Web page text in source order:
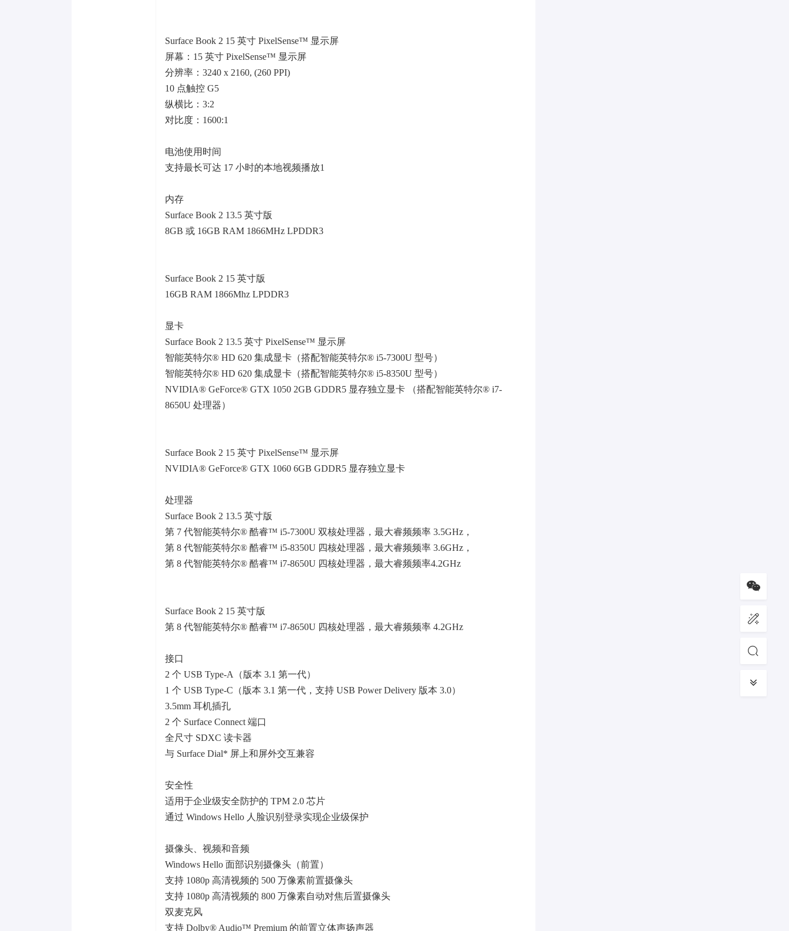
Surface Book 2 15 英寸 PixelSense™ 显示屏
屏幕：15 英寸 PixelSense™ 显示屏
分辨率：3240 x 2160, (260 PPI)
10 点触控 G5
纵横比：3:2
对比度：1600:1
电池使用时间
支持最长可达 17 小时的本地视频播放1
内存
Surface Book 2 13.5 英寸版
8GB 或 16GB RAM 1866MHz LPDDR3
Surface Book 2 15 英寸版
16GB RAM 1866Mhz LPDDR3
显卡
Surface Book 2 13.5 英寸 PixelSense™ 显示屏
智能英特尔® HD 620 集成显卡（搭配智能英特尔® i5-7300U 型号）
智能英特尔® HD 620 集成显卡（搭配智能英特尔® i5-8350U 型号）
NVIDIA® GeForce® GTX 1050 2GB GDDR5 显存独立显卡 （搭配智能英特尔® i7-
8650U 处理器）
Surface Book 2 15 英寸 PixelSense™ 显示屏
NVIDIA® GeForce® GTX 1060 6GB GDDR5 显存独立显卡
处理器
Surface Book 2 13.5 英寸版
第 7 代智能英特尔® 酷睿™ i5-7300U 双核处理器，最大睿频频率 3.5GHz，
第 8 代智能英特尔® 酷睿™ i5-8350U 四核处理器，最大睿频频率 3.6GHz，
第 8 代智能英特尔® 酷睿™ i7-8650U 四核处理器，最大睿频频率4.2GHz
Surface Book 2 15 英寸版
第 8 代智能英特尔® 酷睿™ i7-8650U 四核处理器，最大睿频频率 4.2GHz
接口
2 个 USB Type-A（版本 3.1 第一代）
1 个 USB Type-C（版本 3.1 第一代，支持 USB Power Delivery 版本 3.0）
3.5mm 耳机插孔
2 个 Surface Connect 端口
全尺寸 SDXC 读卡器
与 Surface Dial* 屏上和屏外交互兼容
安全性
适用于企业级安全防护的 TPM 2.0 芯片
通过 Windows Hello 人脸识别登录实现企业级保护
摄像头、视频和音频
Windows Hello 面部识别摄像头（前置）
支持 1080p 高清视频的 500 万像素前置摄像头
支持 1080p 高清视频的 800 万像素自动对焦后置摄像头
双麦克风
支持 Dolby® Audio™ Premium 的前置立体声扬声器